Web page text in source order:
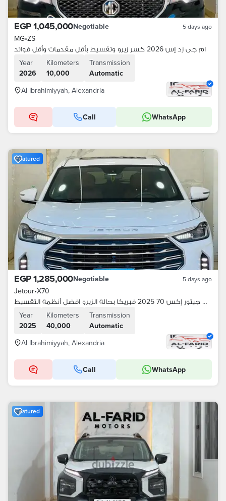
EGP 1,045,000Negotiable 5 days ago
MG•ZS
ام جى زد إس 2026 كسر زيرو وتقسيط بأقل مقدمات وأقل فوائد
Year
2026
Kilometers
10,000
Transmission
Automatic
Al Ibrahimiyyah, Alexandria
Call WhatsApp
Featured
EGP 1,285,000Negotiable 5 days ago
Jetour•X70
بمقدم 70% جيتور إكس 70 2025 فبريكا بحالة الزيرو افضل أنظمة التقسيط
Year
2025
Kilometers
40,000
Transmission
Automatic
Al Ibrahimiyyah, Alexandria
Call WhatsApp
Featured